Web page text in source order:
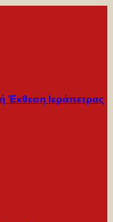
Έκθεση Ιεράπετρας